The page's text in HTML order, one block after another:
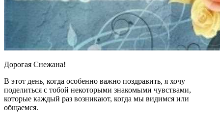
Дорогая Снежана!
В этот день, когда особенно важно поздравить, я хочу
поделиться с тобой некоторыми знакомыми чувствами,
которые каждый раз возникают, когда мы видимся или
общаемся.